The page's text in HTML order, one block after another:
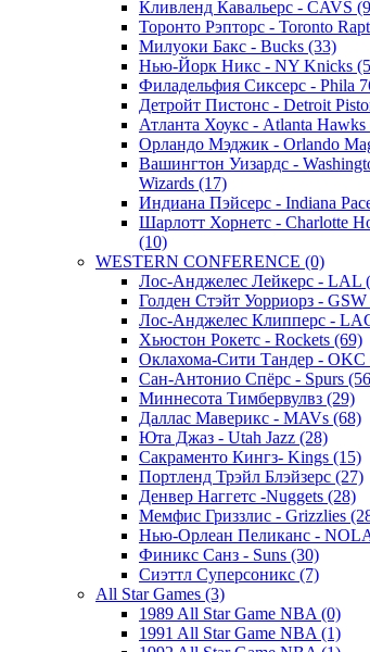
Кливленд Кавальерс - CAVS
Торонто Рэпторс - Toronto
Милуоки Бакс - Bucks (33)
Нью-Йорк Никс - NY Knicks
Филадельфия Сиксерс - Phila
Детройт Пистонс - Detroit
Атланта Хоукс - Atlanta Hawks
Орландо Мэджик - Orlando
Вашингтон Уизардс -
Wizards (17)
Индиана Пэйсерс - Indiana
Шарлотт Хорнетс - Charlotte
(10)
WESTERN CONFERENCE (0)
Лос-Анджелес Лейкерс - LAL
Голден Стэйт Уорриорз -
Лос-Анджелес Клипперс -
Хьюстон Рокетс - Rockets (69)
Оклахома-Сити Тандер - OKC
Сан-Антонио Спёрс - Spurs
Миннесота Тимбервулвз (29)
Даллас Маверикс - MAVs (68)
Юта Джаз - Utah Jazz (28)
Сакраменто Кингз- Kings (15)
Портленд Трэйл Блэйзерс (27)
Денвер Наггетс -Nuggets (28)
Мемфис Гриззлис - Grizzlies
Нью-Орлеан Пеликанс -
Финикс Санз - Suns (30)
Сиэттл Суперсоникс (7)
All Star Games (3)
1989 All Star Game NBA (0)
1991 All Star Game NBA (1)